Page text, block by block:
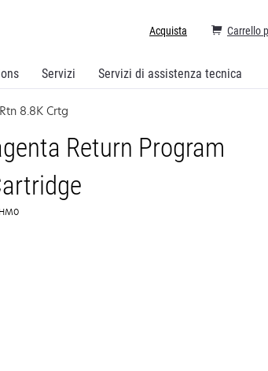
Servizi Servizi di assistenza tecnica
Carrello
Acquista
8.8K Crtg
Return Program